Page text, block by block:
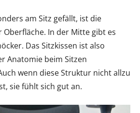
am Sitz gefällt, ist die
In der Mitte gibt es
Das Sitzkissen ist also
Anatomie beim Sitzen
wenn diese Struktur nicht allzu
sie fühlt sich gut an.